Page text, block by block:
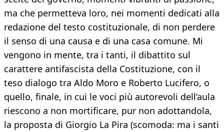
ma che permetteva loro, nei momenti dedicati alla
redazione del testo costituzionale, di non perdere
il senso di una causa e di una casa comune. Mi
vengono in mente, tra i tanti, il dibattito sul
carattere antifascista della Costituzione, con il
teso dialogo tra Aldo Moro e Roberto Lucifero, o
quello, finale, in cui le voci più autorevoli dell’aula
riescono a non mortificare, pur non adottandola,
la proposta di Giorgio La Pira (scomoda: ma i santi